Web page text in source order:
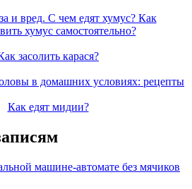
и вред. С чем едят хумус? Как
хумус самостоятельно?
засолить карася?
в домашних условиях: рецепты
Как едят мидии?
машине-автомате без мячиков